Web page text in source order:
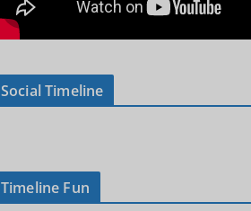
Social Timeline
Timeline Fun